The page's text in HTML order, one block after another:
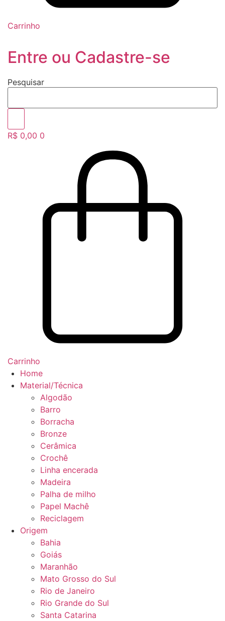
Carrinho
Entre ou Cadastre-se
Pesquisar
R$ 0,00 0
Carrinho
Home
Material/Técnica
Algodão
Barro
Borracha
Bronze
Cerâmica
Crochê
Linha encerada
Madeira
Palha de milho
Papel Machê
Reciclagem
Origem
Bahia
Goiás
Maranhão
Mato Grosso do Sul
Rio de Janeiro
Rio Grande do Sul
Santa Catarina